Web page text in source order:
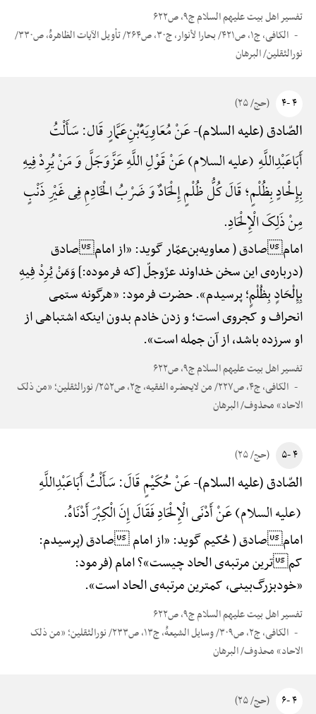
تفسیر اهل بیت علیهم السلام ج۹، ص۶۲۲
الکافی، ج۱، ص۴۲۱/ بحارا لأنوار، ج۳۰، ص۲۶۴/ تأویل الآیات الظاهرهًْ، ص۳۳۰/
نورالثقلین/ البرهان
۴ -۴ (حج/ ۲۵)
الصّادق (علیه السلام)-عَنْ مُعَاوِیَهًَْ‌بْنِ‌عَمَّارٍ قَال: سَأَلْتُ
أَبَاعَبْدِ‌اللَّهِ (علیه السلام) عَنْ قَوْلِ اللَّهِ عَزَّ‌وَ‌جَلَّ وَ مَنْ یُرِدْ فِیهِ
بِإِلْحادٍ بِظُلْمٍ؛ قَالَ کُلُّ ظُلْمٍ إِلْحَادٌ وَ ضَرْبُ الْخَادِمِ فِی غَیْرِ ذَنْبٍ
مِنْ ذَلِکَ الْإِلْحَادِ.
امامصادق ( معاویه‌بن‌عمّار گوید: «از امامصادق
(درباره‌ی این سخن خداوند عزّوجلّ [که فرموده:] وَمَنْ یُرِدْ فِیهِ
بِإِلْحَادٍ بِظُلْمٍ؛ پرسیدم». حضرت فرمود: «هرگونه ستمی
انحراف و کجروی است؛ و زدن خادم بدون اینکه اشتباهی از
او سرزده باشد، از آن جمله است».
تفسیر اهل بیت علیهم السلام ج۹، ص۶۲۲
الکافی، ج۴، ص۲۲۷/ من لایحضره الفقیه، ج۲، ص۲۵۲/ نورالثقلین؛ «من ذلک
الاحاد» محذوف/ البرهان
۴ -۵ (حج/ ۲۵)
الصّادق (علیه السلام)-عَنْ حُکَیْمٍ قَالَ: سَأَلْتُ أَبَاعَبْدِ‌اللَّهِ
(علیه السلام) عَنْ أَدْنَی الْإِلْحَادِ فَقَالَ إِنَ الْکِبْرَ أَدْنَاهُ.
امامصادق ( حُکیم گوید: «از امام صادق (پرسیدم:
کمترین مرتبه‌ی الحاد چیست»؟ امام (فرمود:
«خودبزرگ‌بینی، کمترین مرتبه‌ی الحاد است».
تفسیر اهل بیت علیهم السلام ج۹، ص۶۲۲
الکافی، ج۲، ص۳۰۹/ وسایل الشیعهًْ، ج۱۳، ص۲۳۳/ نورالثقلین؛ «من ذلک
الاحاد» محذوف/ البرهان
۴ -۶ (حج/ ۲۵)